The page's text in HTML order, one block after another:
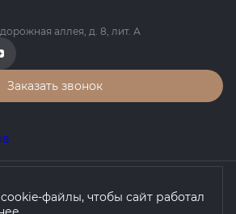
аллея, д. 8, лит. А
Заказать звонок
персональных данных
файлы, чтобы сайт работал